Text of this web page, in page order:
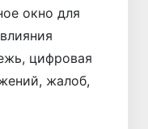
окно для
цифровая
жалоб,